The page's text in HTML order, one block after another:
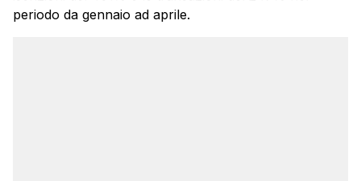
periodo da gennaio ad aprile.